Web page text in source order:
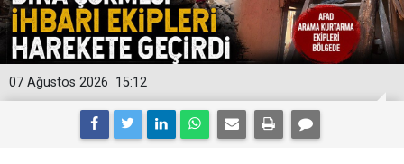
15:12
07 Ağustos 2026